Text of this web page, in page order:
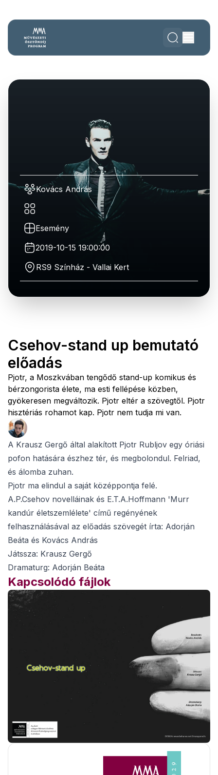
Kovács András
Esemény
2019-10-15 19:00:00
RS9 Színház - Vallai Kert
Csehov-stand up bemutató
előadás
Pjotr, a Moszkvában tengődő stand-up komikus és
bérzongorista élete, ma esti fellépése közben,
gyökeresen megváltozik. Pjotr eltér a szövegtől. Pjotr
hisztériás rohamot kap. Pjotr nem tudja mi van.
A Krausz Gergő által alakított Pjotr Rubljov egy óriási
pofon hatására észhez tér, és megbolondul. Felriad,
és álomba zuhan.
Pjotr ma elindul a saját középpontja felé.
A.P.Csehov novelláinak és E.T.A.Hoffmann 'Murr
kandúr életszemlélete' című regényének
felhasználásával az előadás szövegét írta: Adorján
Beáta és Kovács András
Játssza: Krausz Gergő
Dramaturg: Adorján Beáta
Kapcsolódó fájlok